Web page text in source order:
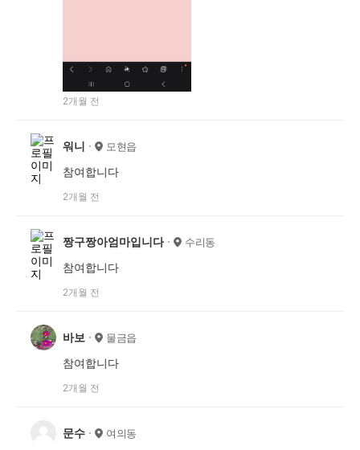
2개월 전
워니 모현읍
참여합니다
2개월 전
짱구짱아엄마입니다 수리동
참여합니다
2개월 전
바보 물금읍
참여합니다
2개월 전
문수 여의동